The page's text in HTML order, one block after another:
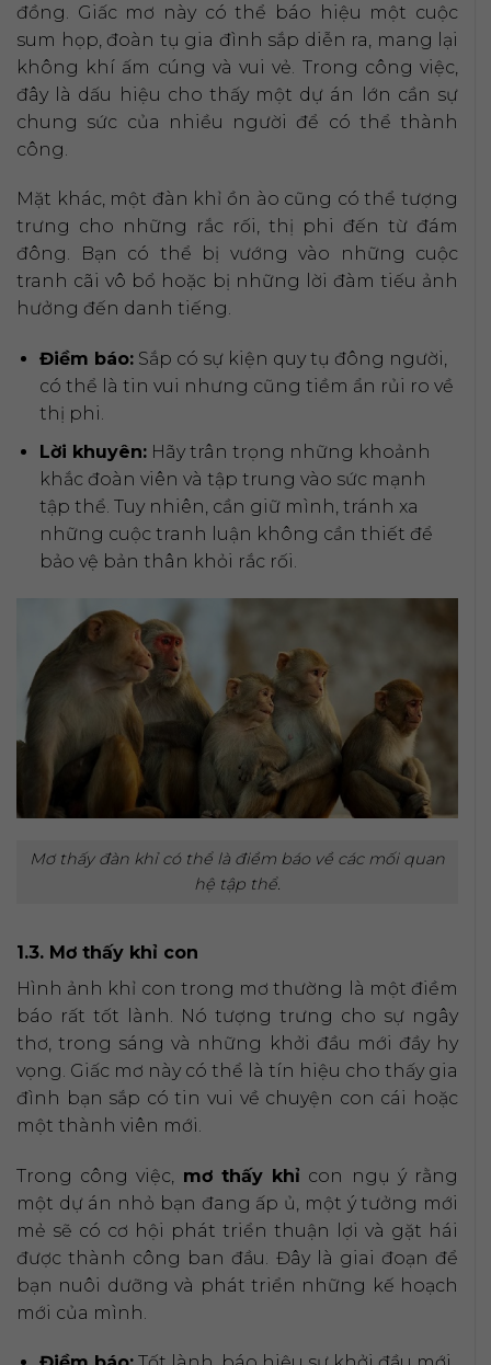
đồng. Giấc mơ này có thể báo hiệu một cuộc
sum họp, đoàn tụ gia đình sắp diễn ra, mang lại
không khí ấm cúng và vui vẻ. Trong công việc,
đây là dấu hiệu cho thấy một dự án lớn cần sự
chung sức của nhiều người để có thể thành
công.
Mặt khác, một đàn khỉ ồn ào cũng có thể tượng
trưng cho những rắc rối, thị phi đến từ đám
đông. Bạn có thể bị vướng vào những cuộc
tranh cãi vô bổ hoặc bị những lời đàm tiếu ảnh
hưởng đến danh tiếng.
Điềm báo:Sắp có sự kiện quy tụ đông người,
có thể là tin vui nhưng cũng tiềm ẩn rủi ro về
thị phi.
Lời khuyên:Hãy trân trọng những khoảnh
khắc đoàn viên và tập trung vào sức mạnh
tập thể. Tuy nhiên, cần giữ mình, tránh xa
những cuộc tranh luận không cần thiết để
bảo vệ bản thân khỏi rắc rối.
Mơ thấy đàn khỉ có thể là điềm báo về các mối quan
hệ tập thể.
1.3. Mơ thấy khỉ con
Hình ảnh khỉ con trong mơ thường là một điềm
báo rất tốt lành. Nó tượng trưng cho sự ngây
thơ, trong sáng và những khởi đầu mới đầy hy
vọng. Giấc mơ này có thể là tín hiệu cho thấy gia
đình bạn sắp có tin vui về chuyện con cái hoặc
một thành viên mới.
Trong công việc, mơ thấy khỉ con ngụ ý rằng
một dự án nhỏ bạn đang ấp ủ, một ý tưởng mới
mẻ sẽ có cơ hội phát triển thuận lợi và gặt hái
được thành công ban đầu. Đây là giai đoạn để
bạn nuôi dưỡng và phát triển những kế hoạch
mới của mình.